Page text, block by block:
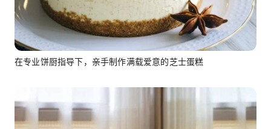
在专业饼厨指导下，亲手制作满载爱意的芝士蛋糕